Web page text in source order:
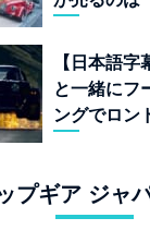
【日本語字
と一緒にフ
ングでロン
プギア ジャ